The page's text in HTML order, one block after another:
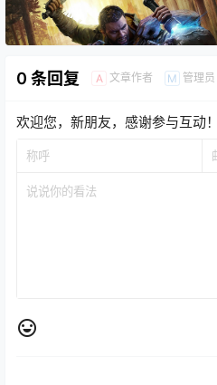
0 条回复 A 文章作者 M 管理员
欢迎您，新朋友，感谢参与互动！